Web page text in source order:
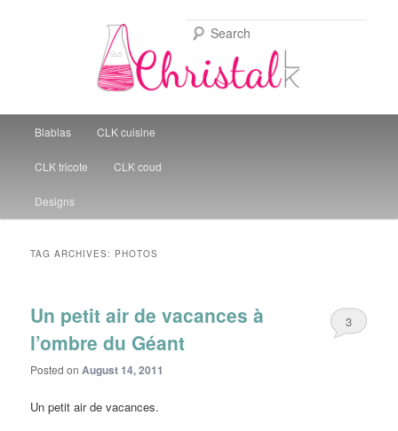
Christal Little Kitchen
Skip to primary content
Skip to secondary content
Blablas CLK cuisine
CLK tricote CLK coud
Designs
TAG ARCHIVES: PHOTOS
Un petit air de vacances à
l’ombre du Géant
Posted onAugust 14, 2011
3
Un petit air de vacances.